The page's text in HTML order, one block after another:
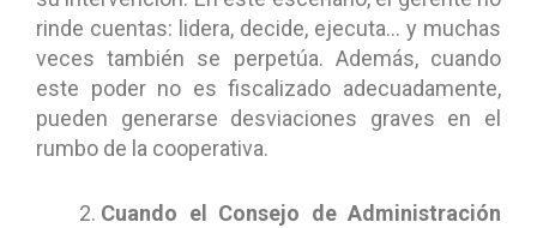
rinde cuentas: lidera, decide, ejecuta… y muchas
veces también se perpetúa. Además, cuando
este poder no es fiscalizado adecuadamente,
pueden generarse desviaciones graves en el
rumbo de la cooperativa.
Cuando el Consejo de Administración